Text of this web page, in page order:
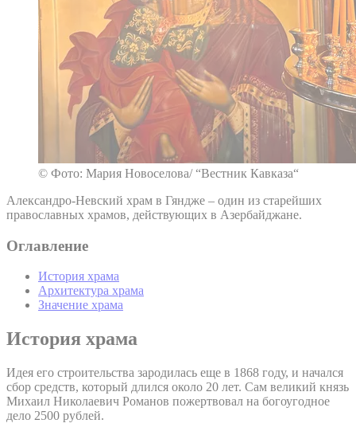
© Фото: Мария Новоселова/ “Вестник Кавказа“
Александро-Невский храм в Гяндже – один из старейших
православных храмов, действующих в Азербайджане.
Оглавление
История храма
Архитектура храма
Значение храма
История храма
Идея его строительства зародилась еще в 1868 году, и начался
сбор средств, который длился около 20 лет. Сам великий князь
Михаил Николаевич Романов пожертвовал на богоугодное
дело 2500 рублей.